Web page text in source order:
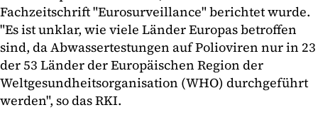
Fachzeitschrift "Eurosurveillance" berichtet wurde.
"Es ist unklar, wie viele Länder Europas betroffen
sind, da Abwassertestungen auf Polioviren nur in 23
der 53 Länder der Europäischen Region der
Weltgesundheitsorganisation (WHO) durchgeführt
werden", so das RKI.